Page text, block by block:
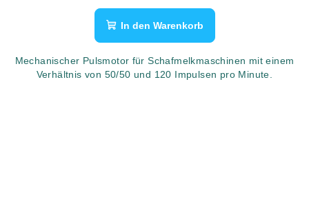
In den Warenkorb
Mechanischer Pulsmotor für Schafmelkmaschinen mit einem
Verhältnis von 50/50 und 120 Impulsen pro Minute.